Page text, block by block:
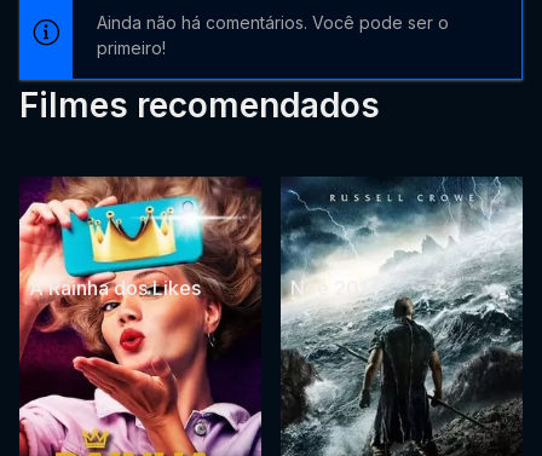
Ainda não há comentários. Você pode ser o
primeiro!
Filmes recomendados
A Rainha dos Likes Noé 2014